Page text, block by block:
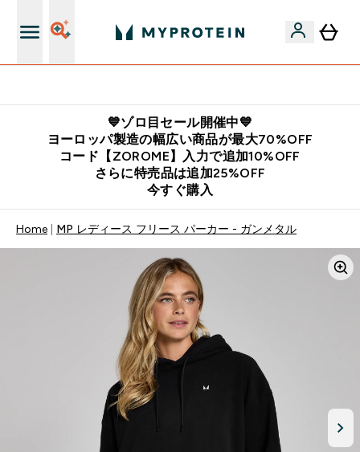
💙ゾロ目セール開催中💙
ヨーロッパ製造の幅広い商品が最大70%OFF
コード【ZOROME】入力で追加10%OFF
さらに特売品は追加25%OFF
今すぐ購入
Home MP レディース フリース パーカー - ガンメタル